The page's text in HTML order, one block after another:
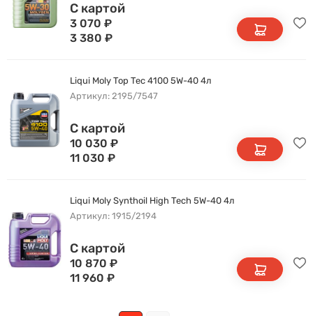
С картой
3 070 ₽
3 380 ₽
Liqui Moly Top Tec 4100 5W-40 4л
Артикул: 2195/7547
С картой
10 030 ₽
11 030 ₽
Liqui Moly Synthoil High Tech 5W-40 4л
Артикул: 1915/2194
С картой
10 870 ₽
11 960 ₽